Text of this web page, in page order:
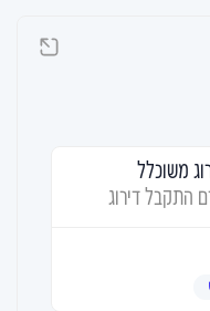
משוכלל
התקבל דירוג